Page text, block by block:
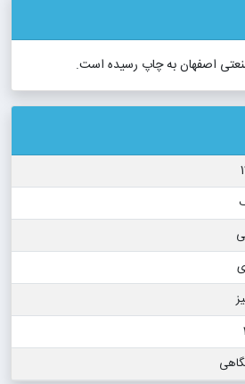
اصفهان به چاپ رسیده است.